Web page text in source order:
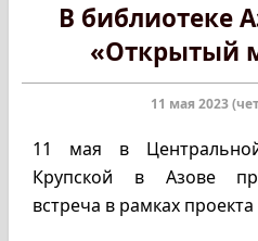
В библиотеке
«Открытый
11 мая 2023
11 мая в
Крупской в Азове
встреча в рамках